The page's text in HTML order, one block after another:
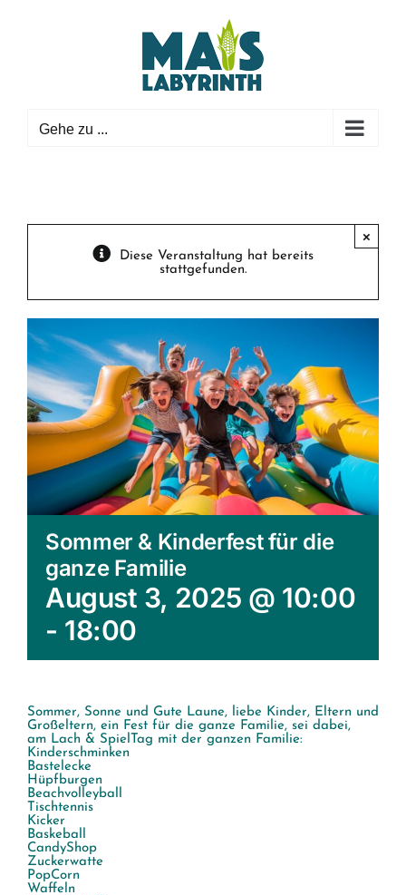
Gehe zu ...
Diese Veranstaltung hat bereits
stattgefunden.
×
Sommer & Kinderfest für die
ganze Familie
August 3, 2025 @ 10:00
- 18:00
Sommer, Sonne und Gute Laune, liebe Kinder, Eltern und
Großeltern, ein Fest für die ganze Familie, sei dabei,
am Lach & SpielTag mit der ganzen Familie:
Kinderschminken
Bastelecke
Hüpfburgen
Beachvolleyball
Tischtennis
Kicker
Baskeball
CandyShop
Zuckerwatte
PopCorn
Waffeln